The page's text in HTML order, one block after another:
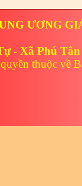
ƯƠNG
- Xã Phú
thuộc về